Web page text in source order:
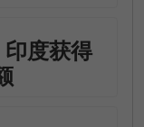
度获得